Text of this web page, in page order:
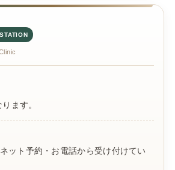
ます。
ット予約・お電話から受け付けてい